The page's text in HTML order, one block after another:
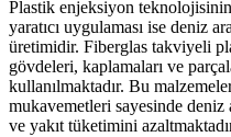
Plastik enjeksiyon
yaratıcı uygulaması ise deniz
üretimidir. Fiberglas takviyeli
gövdeleri, kaplamaları ve
kullanılmaktadır. Bu
mukavemetleri sayesinde deniz
ve yakıt tüketimini